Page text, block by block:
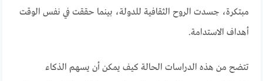
مبتكرة، جسدت الروح الثقافية للدولة، بينما حققت في نفس الوقت
أهداف الاستدامة.
تتضح من هذه الدراسات الحالة كيف يمكن أن يسهم الذكاء